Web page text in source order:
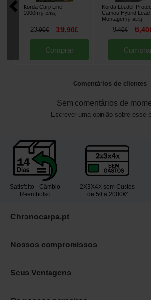
Korda Carp Line
1000m [m27182]
23,90€ 19,90€
Comprar
Korda Leader
Camou Hybrid Lead
Montagem [m9171]
9,40€ 6,40
Comentários de clientes
Sem comentários de
Escrever uma opinião sobre esse
Satisfeito - Câmbio
Reembolso
2X3X4X sem Custos
de 50 a 2000€²
Chronocarpa.pt
Nossos compromissos
Seus Ventagens